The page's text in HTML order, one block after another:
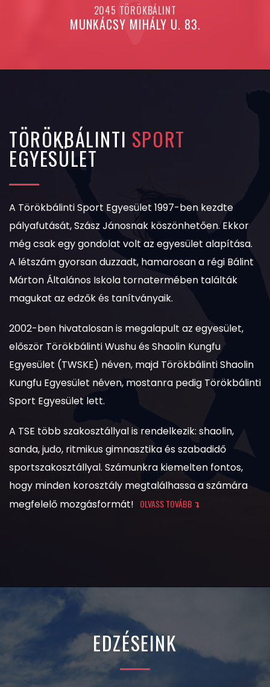
2045 TÖRÖKBÁLINT
MUNKÁCSY MIHÁLY U. 83.
TÖRÖKBÁLINTI SPORT
EGYESÜLET
A Törökbálinti Sport Egyesület 1997-ben kezdte
pályafutását, Szász Jánosnak köszönhetően. Ekkor
még csak egy gondolat volt az egyesület alapítása.
A létszám gyorsan duzzadt, hamarosan a régi Bálint
Márton Általános Iskola tornatermében találták
magukat az edzők és tanítványaik.
2002-ben hivatalosan is megalapult az egyesület,
először Törökbálinti Wushu és Shaolin Kungfu
Egyesület (TWSKE) néven, majd Törökbálinti Shaolin
Kungfu Egyesület néven, mostanra pedig Törökbálinti
Sport Egyesület lett.
A TSE több szakosztállyal is rendelkezik: shaolin,
sanda, judo, ritmikus gimnasztika és szabadidő
sportszakosztállyal. Számunkra kiemelten fontos,
hogy minden korosztály megtalálhassa a számára
megfelelő mozgásformát! OLVASS TOVÁBB
EDZÉSEINK